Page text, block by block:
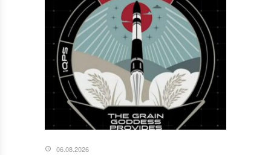
06.08.2026